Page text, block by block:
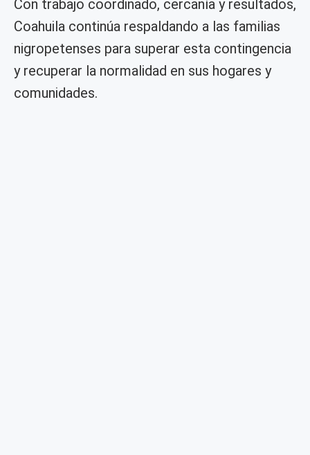
Con trabajo coordinado, cercanía y resultados,
Coahuila continúa respaldando a las familias
nigropetenses para superar esta contingencia
y recuperar la normalidad en sus hogares y
comunidades.